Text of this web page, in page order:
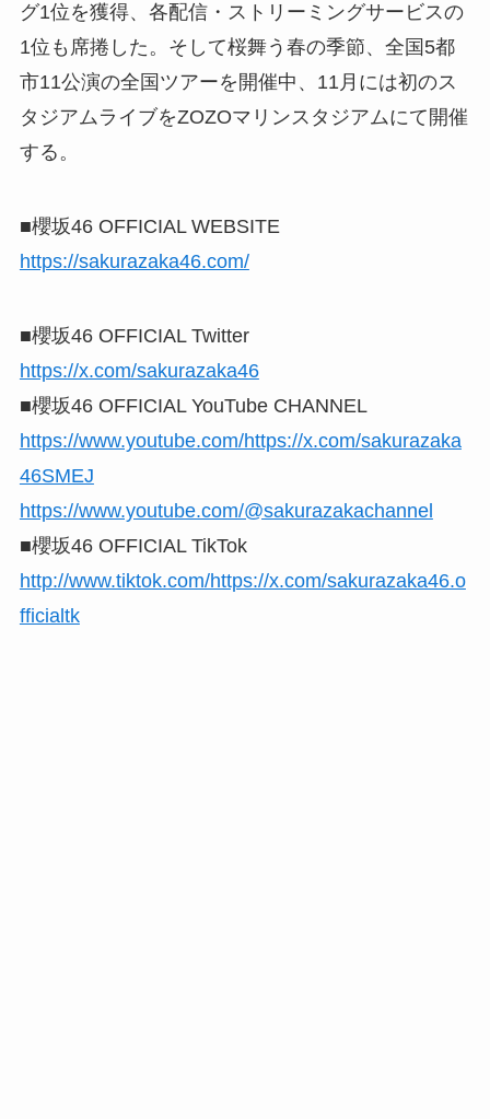
グ1位を獲得、各配信・ストリーミングサービスの
1位も席捲した。そして桜舞う春の季節、全国5都
市11公演の全国ツアーを開催中、11月には初のス
タジアムライブをZOZOマリンスタジアムにて開催
する。
■櫻坂46 OFFICIAL WEBSITE
https://sakurazaka46.com/
■櫻坂46 OFFICIAL Twitter
https://x.com/sakurazaka46
■櫻坂46 OFFICIAL YouTube CHANNEL
https://www.youtube.com/https://x.com/sakurazaka
46SMEJ
https://www.youtube.com/@sakurazakachannel
■櫻坂46 OFFICIAL TikTok
http://www.tiktok.com/https://x.com/sakurazaka46.o
fficialtk